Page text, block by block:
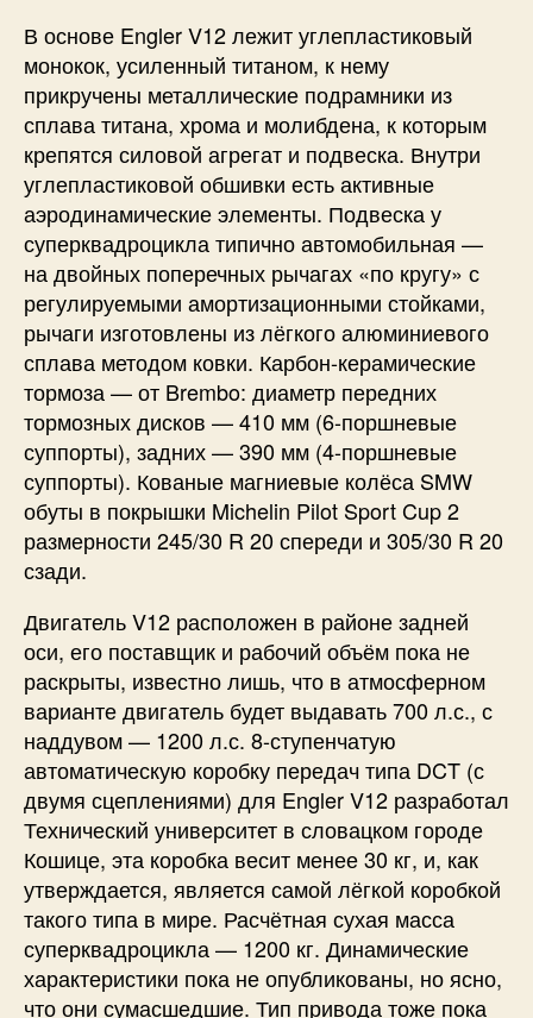
В основе Engler V12 лежит углепластиковый
монокок, усиленный титаном, к нему
прикручены металлические подрамники из
сплава титана, хрома и молибдена, к которым
крепятся силовой агрегат и подвеска. Внутри
углепластиковой обшивки есть активные
аэродинамические элементы. Подвеска у
суперквадроцикла типично автомобильная —
на двойных поперечных рычагах «по кругу» с
регулируемыми амортизационными стойками,
рычаги изготовлены из лёгкого алюминиевого
сплава методом ковки. Карбон-керамические
тормоза — от Brembo: диаметр передних
тормозных дисков — 410 мм (6-поршневые
суппорты), задних — 390 мм (4-поршневые
суппорты). Кованые магниевые колёса SMW
обуты в покрышки Michelin Pilot Sport Cup 2
размерности 245/30 R 20 спереди и 305/30 R 20
сзади.
Двигатель V12 расположен в районе задней
оси, его поставщик и рабочий объём пока не
раскрыты, известно лишь, что в атмосферном
варианте двигатель будет выдавать 700 л.с., с
наддувом — 1200 л.с. 8-ступенчатую
автоматическую коробку передач типа DCT (с
двумя сцеплениями) для Engler V12 разработал
Технический университет в словацком городе
Кошице, эта коробка весит менее 30 кг, и, как
утверждается, является самой лёгкой коробкой
такого типа в мире. Расчётная сухая масса
суперквадроцикла — 1200 кг. Динамические
характеристики пока не опубликованы, но ясно,
что они сумасшедшие. Тип привода тоже пока